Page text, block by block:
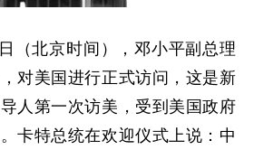
（北京时间），邓小平副总理
对美国进行正式访问，这是新
人第一次访美，受到美国政府
卡特总统在欢迎仪式上说：中